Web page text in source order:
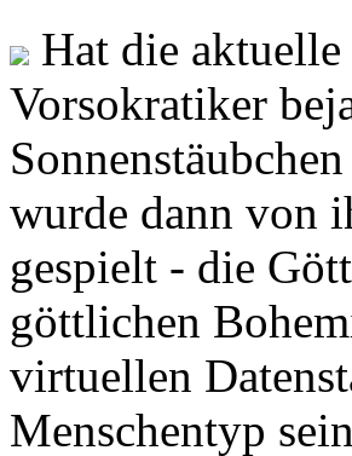
Hat die aktuelle
Vorsokratiker
wurde dann von
gespielt - die
göttlichen
virtuellen
Menschentyp